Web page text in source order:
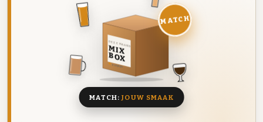
DEZE MAAND
MIX
BOX
8 BIEREN
MATCH
MATCH:JOUW SMAAK